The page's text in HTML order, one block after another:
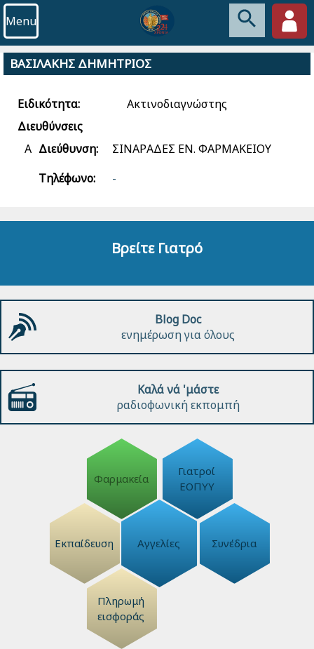
Menu
ΒΑΣΙΛΑΚΗΣ ΔΗΜΗΤΡΙΟΣ
Ειδικότητα:
Ακτινοδιαγνώστης
Διευθύνσεις
Α Διεύθυνση:
ΣΙΝΑΡΑΔΕΣ ΕΝ. ΦΑΡΜΑΚΕΙΟΥ
Τηλέφωνο:
-
Βρείτε Γιατρό
Blog Doc
ενημέρωση για όλους
Καλά νά 'μάστε
ραδιοφωνική εκπομπή
Φαρμακεία
Γιατροί
ΕΟΠΥΥ
Εκπαίδευση Αγγελίες Συνέδρια
Πληρωμή
εισφοράς